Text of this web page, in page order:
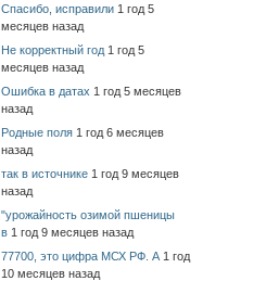
Спасибо, исправили 1 год 5
месяцев назад
Не корректный год 1 год 5
месяцев назад
Ошибка в датах 1 год 5 месяцев
назад
Родные поля 1 год 6 месяцев
назад
так в источнике 1 год 9 месяцев
назад
"урожайность озимой пшеницы
в 1 год 9 месяцев назад
77700, это цифра МСХ РФ. А 1 год
10 месяцев назад